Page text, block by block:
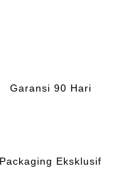
Garansi 90 Hari
Packaging Eksklusif